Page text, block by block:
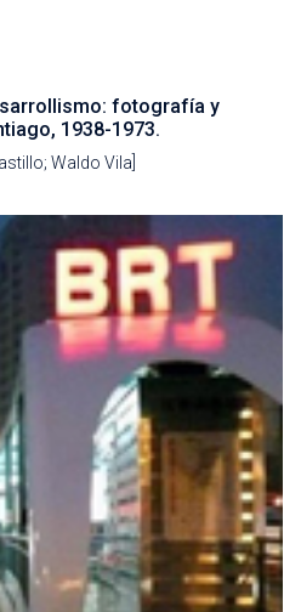
fotografía y
1938-1973.
Waldo Vila]